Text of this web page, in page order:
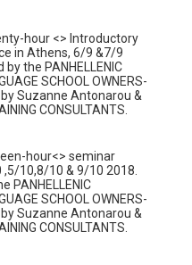
hour <> Introductory
in Athens, 6/9 &7/9
the PANHELLENIC
SCHOOL OWNERS-
Suzanne Antonarou &
CONSULTANTS.
hour<> seminar
10,8/10 & 9/10 2018.
PANHELLENIC
SCHOOL OWNERS-
Suzanne Antonarou &
CONSULTANTS.